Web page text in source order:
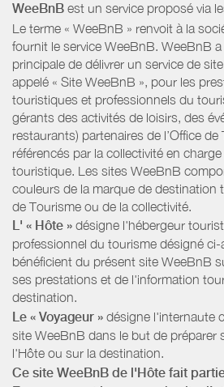
WeeBnB est un service proposé via
Le terme « WeeBnB » renvoit à la
fournit le service WeeBnB. WeeBnB
principale de délivrer un service de
appelé « Site WeeBnB », pour les
touristiques et professionnels du
gérants des activités de loisirs, des
restaurants) partenaires de l’Office de
référencés par la collectivité en
touristique. Les sites WeeBnB
couleurs de la marque de destination
de Tourisme ou de la collectivité.
L' « Hôte » désigne l'hébergeur
professionnel du tourisme désigné ci-
bénéficient du présent site WeeBnB
ses prestations et de l'information
destination.
Le « Voyageur » désigne l'internaute
site WeeBnB dans le but de préparer
l'Hôte ou sur la destination.
Ce site WeeBnB de l'Hôte fait